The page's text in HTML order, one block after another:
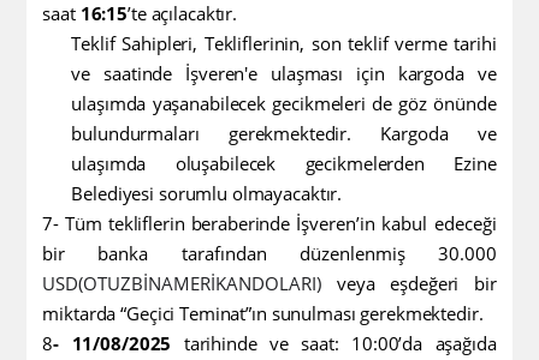
saat 16:15’te açılacaktır.
Teklif Sahipleri, Tekliflerinin, son teklif verme tarihi
ve saatinde İşveren'e ulaşması için kargoda ve
ulaşımda yaşanabilecek gecikmeleri de göz önünde
bulundurmaları gerekmektedir. Kargoda ve
ulaşımda oluşabilecek gecikmelerden Ezine
Belediyesi sorumlu olmayacaktır.
7- Tüm tekliflerin beraberinde İşveren’in kabul edeceği
bir banka tarafından düzenlenmiş 30.000
USD(OTUZBİNAMERİKANDOLARI)veya eşdeğeri bir
miktarda “Geçici Teminat”ın sunulması gerekmektedir.
8- 11/08/2025 tarihinde ve saat: 10:00’da aşağıda